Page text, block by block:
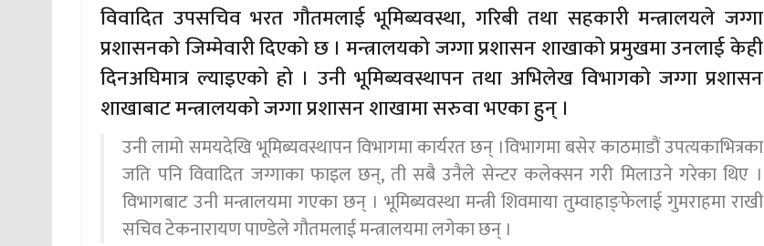
विवादित उपसचिव भरत गौतमलाई भूमिब्यवस्था, गरिबी तथा सहकारी मन्त्रालयले जग्गा
प्रशासनको जिम्मेवारी दिएको छ । मन्त्रालयको जग्गा प्रशासन शाखाको प्रमुखमा उनलाई केही
दिनअघिमात्र ल्याइएको हो । उनी भूमिब्यवस्थापन तथा अभिलेख विभागको जग्गा प्रशासन
शाखाबाट मन्त्रालयको जग्गा प्रशासन शाखामा सरुवा भएका हुन् ।
उनी लामो समयदेखि भूमिब्यवस्थापन विभागमा कार्यरत छन् ।विभागमा बसेर काठमाडौं उपत्यकाभित्रका
जति पनि विवादित जग्गाका फाइल छन्, ती सबै उनैले सेन्टर कलेक्सन गरी मिलाउने गरेका थिए ।
विभागबाट उनी मन्त्रालयमा गएका छन् । भूमिब्यवस्था मन्त्री शिवमाया तुम्वाहाङ्फेलाई गुमराहमा राखी
सचिव टेकनारायण पाण्डेले गौतमलाई मन्त्रालयमा लगेका छन् ।